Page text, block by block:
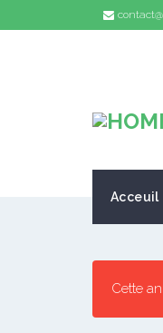
Acceuil
Cette